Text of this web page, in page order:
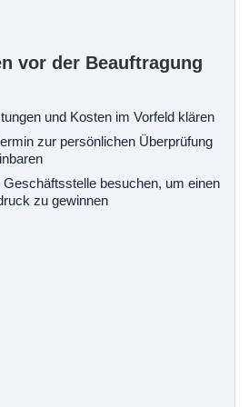
vor der Beauftragung
und Kosten im Vorfeld klären
zur persönlichen Überprüfung
besuchen, um einen
zu gewinnen